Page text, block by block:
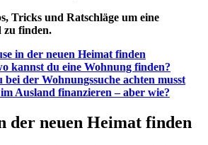
Tricks und Ratschläge um eine
zu finden.
in der neuen Heimat finden
kannst du eine Wohnung finden?
der Wohnungssuche achten musst
Ausland finanzieren – aber wie?
der neuen Heimat finden